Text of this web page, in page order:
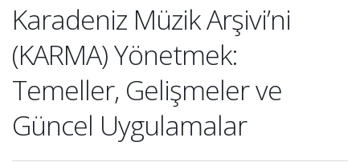
Karadeniz Müzik Arşivi’ni
(KARMA) Yönetmek:
Temeller, Gelişmeler ve
Güncel Uygulamalar